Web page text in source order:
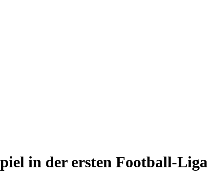
in der ersten Football-Liga